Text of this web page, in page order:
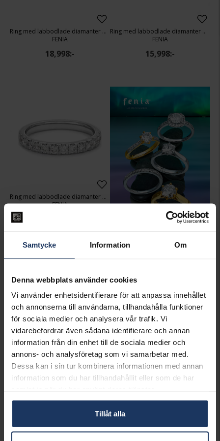
Samtycke Information Om
Denna webbplats använder cookies
Vi använder enhetsidentifierare för att anpassa innehållet
och annonserna till användarna, tillhandahålla funktioner
för sociala medier och analysera vår trafik. Vi
vidarebefordrar även sådana identifierare och annan
information från din enhet till de sociala medier och
annons- och analysföretag som vi samarbetar med.
Dessa kan i sin tur kombinera informationen med annan
information som du har tillhandahållit eller som de har
Tillåt alla
Ring med labbodlade diamanter Capella
FENIA
18,998:-
Ring med labbodlade diamanter Capella
FENIA
15,998:-
Ring med labbodlade diamanter Capella
FENIA
FENIA
FENIA